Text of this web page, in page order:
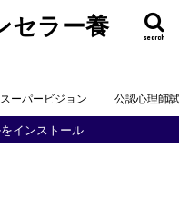
セラー養
search
ーパービジョン 公認心理師
インストール